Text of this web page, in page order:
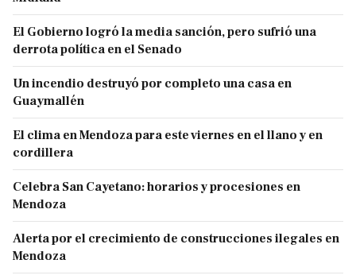
El Gobierno logró la media sanción, pero sufrió una
derrota política en el Senado
Un incendio destruyó por completo una casa en
Guaymallén
El clima en Mendoza para este viernes en el llano y en
cordillera
Celebra San Cayetano: horarios y procesiones en
Mendoza
Alerta por el crecimiento de construcciones ilegales en
Mendoza